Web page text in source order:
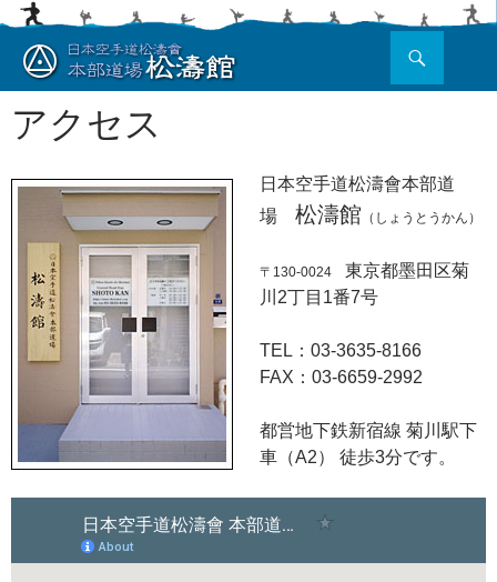
コ
ン
へ
アクセス
日本空手道松濤會本部道
場 松濤館 （しょうとうかん）
〒130-0024 東京都墨田区菊
川2丁目1番7号
TEL：03-3635-8166
FAX：03-6659-2992
都営地下鉄新宿線 菊川駅下
車（A2） 徒歩3分です。